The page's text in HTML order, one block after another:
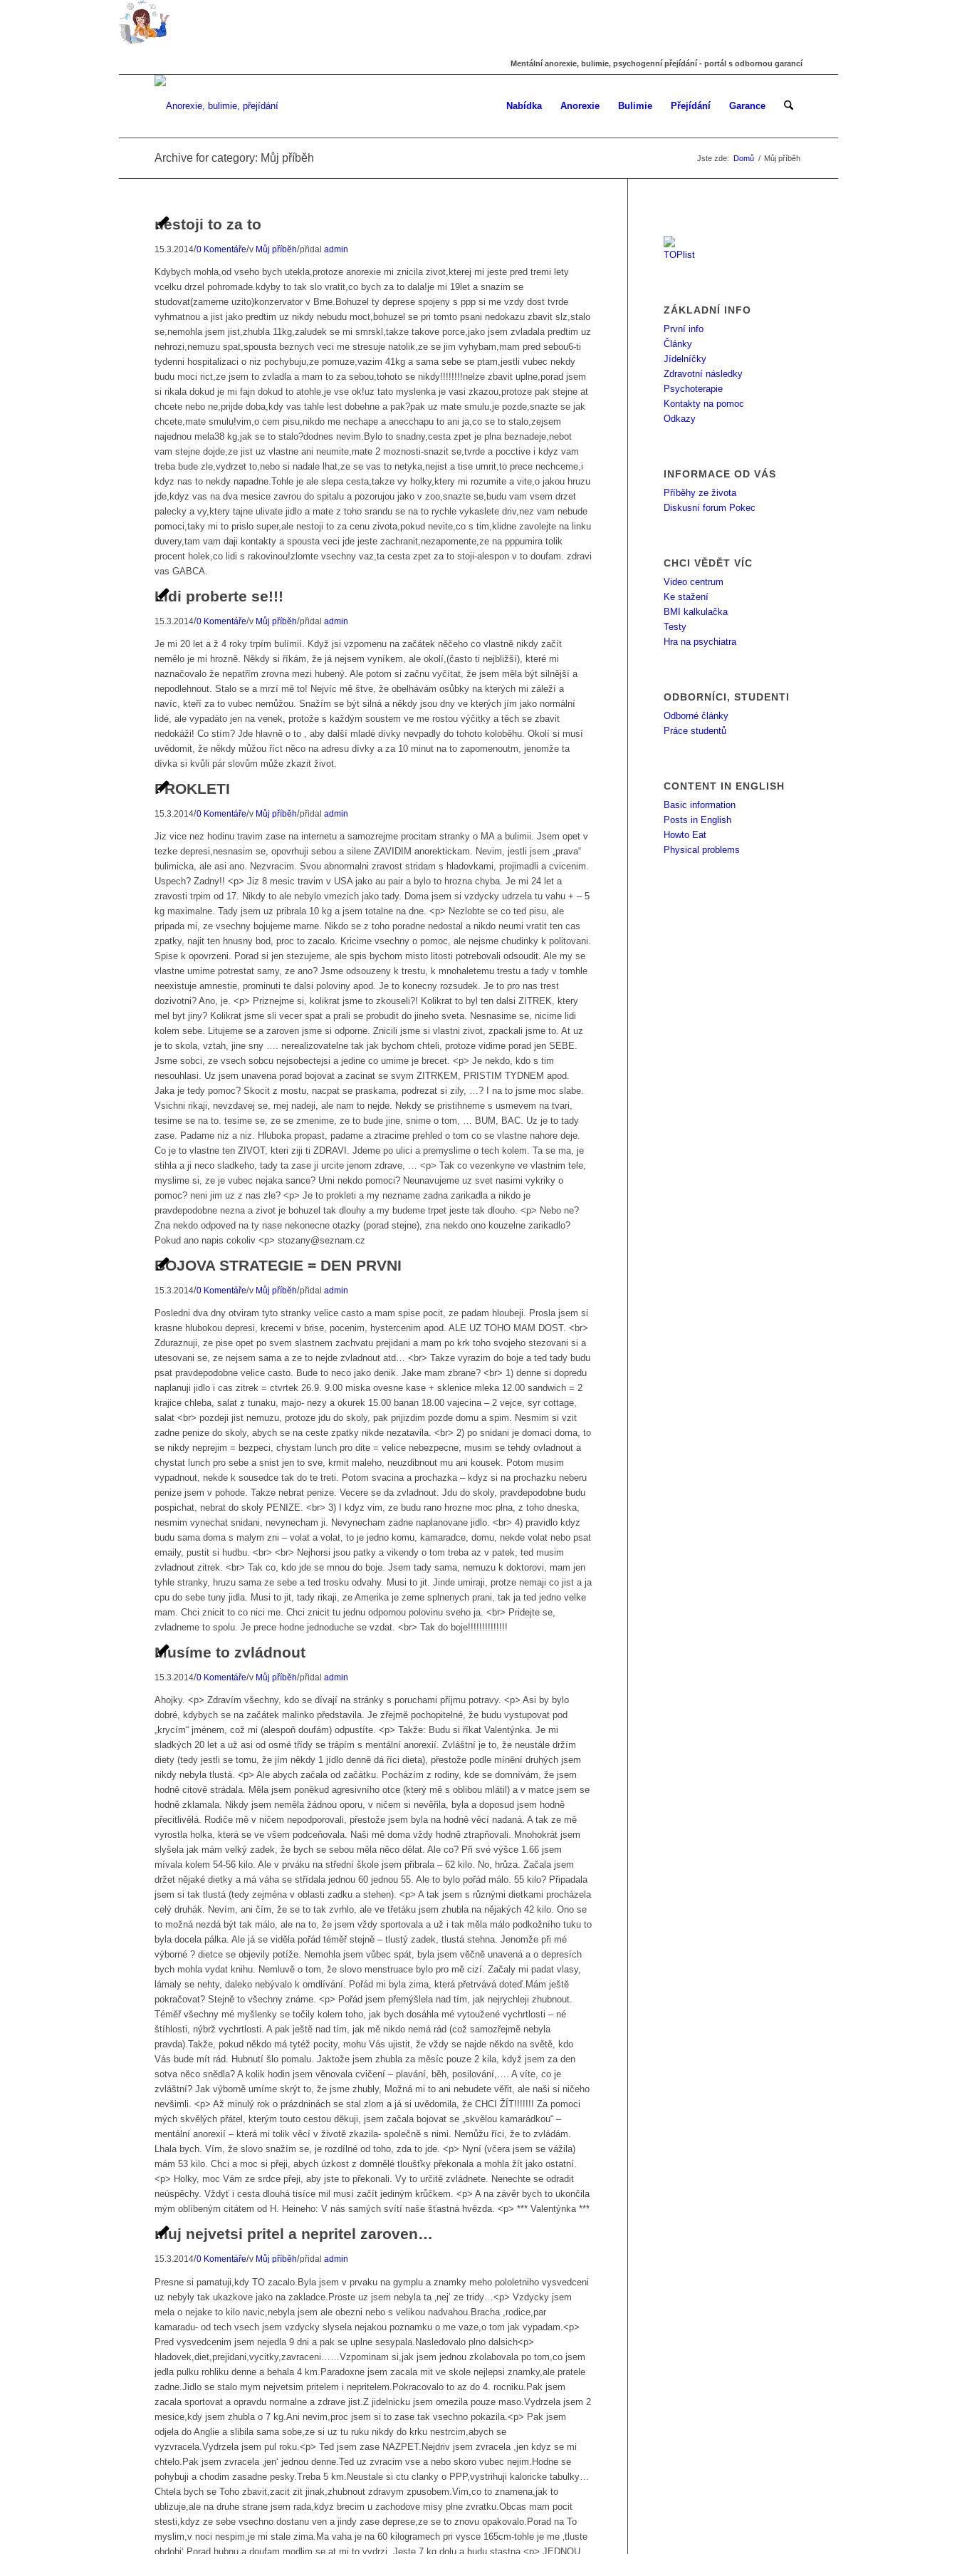
Mentální anorexie, bulimie, psychogenní přejídání - portál s odbornou garancí
Nabídka Anorexie Bulimie Přejídání Garance
Archive for category: Můj příběh Jste zde: Domů / Můj příběh
nestoji to za to
15.3.2014/0 Komentáře/v Můj příběh/přidal admin
Kdybych mohla,od vseho bych utekla,protoze anorexie mi znicila zivot,kterej mi jeste pred tremi lety
vcelku drzel pohromade.kdyby to tak slo vratit,co bych za to dala!je mi 19let a snazim se
studovat(zamerne uzito)konzervator v Brne.Bohuzel ty deprese spojeny s ppp si me vzdy dost tvrde
vyhmatnou a jist jako predtim uz nikdy nebudu moct,bohuzel se pri tomto psani nedokazu zbavit slz,stalo
se,nemohla jsem jist,zhubla 11kg,zaludek se mi smrskl,takze takove porce,jako jsem zvladala predtim uz
nehrozi,nemuzu spat,spousta beznych veci me stresuje natolik,ze se jim vyhybam,mam pred sebou6-ti
tydenni hospitalizaci o niz pochybuju,ze pomuze,vazim 41kg a sama sebe se ptam,jestli vubec nekdy
budu moci rict,ze jsem to zvladla a mam to za sebou,tohoto se nikdy!!!!!!!!nelze zbavit uplne,porad jsem
si rikala dokud je mi fajn dokud to atohle,je vse ok!uz tato myslenka je vasi zkazou,protoze pak stejne at
chcete nebo ne,prijde doba,kdy vas tahle lest dobehne a pak?pak uz mate smulu,je pozde,snazte se jak
chcete,mate smulu!vim,o cem pisu,nikdo me nechape a anecchapu to ani ja,co se to stalo,zejsem
najednou mela38 kg,jak se to stalo?dodnes nevim.Bylo to snadny,cesta zpet je plna beznadeje,nebot
vam stejne dojde,ze jist uz vlastne ani neumite,mate 2 moznosti-snazit se,tvrde a pocctive i kdyz vam
treba bude zle,vydrzet to,nebo si nadale lhat,ze se vas to netyka,nejist a tise umrit,to prece nechceme,i
kdyz nas to nekdy napadne.Tohle je ale slepa cesta,takze vy holky,ktery mi rozumite a vite,o jakou hruzu
jde,kdyz vas na dva mesice zavrou do spitalu a pozorujou jako v zoo,snazte se,budu vam vsem drzet
palecky a vy,ktery tajne ulivate jidlo a mate z toho srandu se na to rychle vykaslete driv,nez vam nebude
pomoci,taky mi to prislo super,ale nestoji to za cenu zivota,pokud nevite,co s tim,klidne zavolejte na linku
duvery,tam vam daji kontakty a spousta veci jde jeste zachranit,nezapomente,ze na pppumira tolik
procent holek,co lidi s rakovinou!zlomte vsechny vaz,ta cesta zpet za to stoji-alespon v to doufam. zdravi
vas GABCA.
Lidi proberte se!!!
15.3.2014/0 Komentáře/v Můj příběh/přidal admin
Je mi 20 let a ž 4 roky trpím bulímií. Když jsi vzpomenu na začátek něčeho co vlastně nikdy začít
nemělo je mi hrozně. Někdy si říkám, že já nejsem vyníkem, ale okolí,(často ti nejbližší), které mi
naznačovalo že nepatřím zrovna mezi hubený. Ale potom si začnu vyčítat, že jsem měla být silnější a
nepodlehnout. Stalo se a mrzí mě to! Nejvíc mě štve, že obelhávám osůbky na kterých mi záleží a
navíc, kteří za to vubec nemůžou. Snažím se být silná a někdy jsou dny ve kterých jím jako normální
lidé, ale vypadáto jen na venek, protože s každým soustem ve me rostou výčitky a těch se zbavit
nedokáži! Co stím? Jde hlavně o to , aby další mladé dívky nevpadly do tohoto koloběhu. Okolí si musí
uvědomit, že někdy můžou říct něco na adresu dívky a za 10 minut na to zapomenoutm, jenomže ta
dívka si kvůli pár slovům může zkazit život.
PROKLETI
15.3.2014/0 Komentáře/v Můj příběh/přidal admin
Jiz vice nez hodinu travim zase na internetu a samozrejme procitam stranky o MA a bulimii. Jsem opet v
tezke depresi,nesnasim se, opovrhuji sebou a silene ZAVIDIM anorektickam. Nevim, jestli jsem „prava“
bulimicka, ale asi ano. Nezvracim. Svou abnormalni zravost stridam s hladovkami, projimadli a cvicenim.
Uspech? Zadny!! <p> Jiz 8 mesic travim v USA jako au pair a bylo to hrozna chyba. Je mi 24 let a
zravosti trpim od 17. Nikdy to ale nebylo vmezich jako tady. Doma jsem si vzdycky udrzela tu vahu + – 5
kg maximalne. Tady jsem uz pribrala 10 kg a jsem totalne na dne. <p> Nezlobte se co ted pisu, ale
pripada mi, ze vsechny bojujeme marne. Nikdo se z toho poradne nedostal a nikdo neumi vratit ten cas
zpatky, najit ten hnusny bod, proc to zacalo. Kricime vsechny o pomoc, ale nejsme chudinky k politovani.
Spise k opovrzeni. Porad si jen stezujeme, ale spis bychom misto litosti potrebovali odsoudit. Ale my se
vlastne umime potrestat samy, ze ano? Jsme odsouzeny k trestu, k mnohaletemu trestu a tady v tomhle
neexistuje amnestie, prominuti te dalsi poloviny apod. Je to konecny rozsudek. Je to pro nas trest
dozivotni? Ano, je. <p> Priznejme si, kolikrat jsme to zkouseli?! Kolikrat to byl ten dalsi ZITREK, ktery
mel byt jiny? Kolikrat jsme sli vecer spat a prali se probudit do jineho sveta. Nesnasime se, nicime lidi
kolem sebe. Litujeme se a zaroven jsme si odporne. Znicili jsme si vlastni zivot, zpackali jsme to. At uz
je to skola, vztah, jine sny …. nerealizovatelne tak jak bychom chteli, protoze vidime porad jen SEBE.
Jsme sobci, ze vsech sobcu nejsobectejsi a jedine co umime je brecet. <p> Je nekdo, kdo s tim
nesouhlasi. Uz jsem unavena porad bojovat a zacinat se svym ZITRKEM, PRISTIM TYDNEM apod.
Jaka je tedy pomoc? Skocit z mostu, nacpat se praskama, podrezat si zily, …? I na to jsme moc slabe.
Vsichni rikaji, nevzdavej se, mej nadeji, ale nam to nejde. Nekdy se pristihneme s usmevem na tvari,
tesime se na to. tesime se, ze se zmenime, ze to bude jine, snime o tom, … BUM, BAC. Uz je to tady
zase. Padame niz a niz. Hluboka propast, padame a ztracime prehled o tom co se vlastne nahore deje.
Co je to vlastne ten ZIVOT, kteri ziji ti ZDRAVI. Jdeme po ulici a premyslime o tech kolem. Ta se ma, je
stihla a ji neco sladkeho, tady ta zase ji urcite jenom zdrave, … <p> Tak co vezenkyne ve vlastnim tele,
myslime si, ze je vubec nejaka sance? Umi nekdo pomoci? Neunavujeme uz svet nasimi vykriky o
pomoc? neni jim uz z nas zle? <p> Je to prokleti a my nezname zadna zarikadla a nikdo je
pravdepodobne nezna a zivot je bohuzel tak dlouhy a my budeme trpet jeste tak dlouho. <p> Nebo ne?
Zna nekdo odpoved na ty nase nekonecne otazky (porad stejne), zna nekdo ono kouzelne zarikadlo?
Pokud ano napis cokoliv <p> stozany@seznam.cz
BOJOVA STRATEGIE = DEN PRVNI
15.3.2014/0 Komentáře/v Můj příběh/přidal admin
Posledni dva dny otviram tyto stranky velice casto a mam spise pocit, ze padam hloubeji. Prosla jsem si
krasne hlubokou depresi, krecemi v brise, pocenim, hystercenim apod. ALE UZ TOHO MAM DOST. <br>
Zduraznuji, ze pise opet po svem slastnem zachvatu prejidani a mam po krk toho svojeho stezovani si a
utesovani se, ze nejsem sama a ze to nejde zvladnout atd… <br> Takze vyrazim do boje a ted tady budu
psat pravdepodobne velice casto. Bude to neco jako denik. Jake mam zbrane? <br> 1) denne si dopredu
naplanuji jidlo i cas zitrek = ctvrtek 26.9. 9.00 miska ovesne kase + sklenice mleka 12.00 sandwich = 2
krajice chleba, salat z tunaku, majo- nezy a okurek 15.00 banan 18.00 vajecina – 2 vejce, syr cottage,
salat <br> pozdeji jist nemuzu, protoze jdu do skoly, pak prijizdim pozde domu a spim. Nesmim si vzit
zadne penize do skoly, abych se na ceste zpatky nikde nezatavila. <br> 2) po snidani je domaci doma, to
se nikdy neprejim = bezpeci, chystam lunch pro dite = velice nebezpecne, musim se tehdy ovladnout a
chystat lunch pro sebe a snist jen to sve, krmit maleho, neuzdibnout mu ani kousek. Potom musim
vypadnout, nekde k sousedce tak do te treti. Potom svacina a prochazka – kdyz si na prochazku neberu
penize jsem v pohode. Takze nebrat penize. Vecere se da zvladnout. Jdu do skoly, pravdepodobne budu
pospichat, nebrat do skoly PENIZE. <br> 3) I kdyz vim, ze budu rano hrozne moc plna, z toho dneska,
nesmim vynechat snidani, nevynecham ji. Nevynecham zadne naplanovane jidlo. <br> 4) pravidlo kdyz
budu sama doma s malym zni – volat a volat, to je jedno komu, kamaradce, domu, nekde volat nebo psat
emaily, pustit si hudbu. <br> <br> Nejhorsi jsou patky a vikendy o tom treba az v patek, ted musim
zvladnout zitrek. <br> Tak co, kdo jde se mnou do boje. Jsem tady sama, nemuzu k doktorovi, mam jen
tyhle stranky, hruzu sama ze sebe a ted trosku odvahy. Musi to jit. Jinde umiraji, protze nemaji co jist a ja
cpu do sebe tuny jidla. Musi to jit, tady rikaji, ze Amerika je zeme splnenych prani, tak ja ted jedno velke
mam. Chci znicit to co nici me. Chci znicit tu jednu odpornou polovinu sveho ja. <br> Pridejte se,
zvladneme to spolu. Je prece hodne jednoduche se vzdat. <br> Tak do boje!!!!!!!!!!!!!!
Musíme to zvládnout
15.3.2014/0 Komentáře/v Můj příběh/přidal admin
Ahojky. <p> Zdravím všechny, kdo se dívají na stránky s poruchami příjmu potravy. <p> Asi by bylo
dobré, kdybych se na začátek malinko představila. Je zřejmě pochopitelné, že budu vystupovat pod
„krycím“ jménem, což mi (alespoň doufám) odpustíte. <p> Takže: Budu si říkat Valentýnka. Je mi
sladkých 20 let a už asi od osmé třídy se trápím s mentální anorexií. Zvláštní je to, že neustále držím
diety (tedy jestli se tomu, že jím někdy 1 jídlo denně dá říci dieta), přestože podle mínění druhých jsem
nikdy nebyla tlustá. <p> Ale abych začala od začátku. Pocházím z rodiny, kde se domnívám, že jsem
hodně citově strádala. Měla jsem poněkud agresivního otce (který mě s oblibou mlátil) a v matce jsem se
hodně zklamala. Nikdy jsem neměla žádnou oporu, v ničem si nevěřila, byla a doposud jsem hodně
přecitlivělá. Rodiče mě v ničem nepodporovali, přestože jsem byla na hodně věcí nadaná. A tak ze mě
vyrostla holka, která se ve všem podceňovala. Naši mě doma vždy hodně ztrapňovali. Mnohokrát jsem
slyšela jak mám velký zadek, že bych se sebou měla něco dělat. Ale co? Při své výšce 1.66 jsem
mívala kolem 54-56 kilo. Ale v prváku na střední škole jsem přibrala – 62 kilo. No, hrůza. Začala jsem
držet nějaké dietky a má váha se střídala jednou 60 jednou 55. Ale to bylo pořád málo. 55 kilo? Připadala
jsem si tak tlustá (tedy zejména v oblasti zadku a stehen). <p> A tak jsem s různými dietkami procházela
celý druhák. Nevím, ani čím, že se to tak zvrhlo, ale ve třetáku jsem zhubla na nějakých 42 kilo. Ono se
to možná nezdá být tak málo, ale na to, že jsem vždy sportovala a už i tak měla málo podkožního tuku to
byla docela pálka. Ale já se viděla pořád téměř stejně – tlustý zadek, tlustá stehna. Jenomže při mé
výborné ? dietce se objevily potíže. Nemohla jsem vůbec spát, byla jsem věčně unavená a o depresích
bych mohla vydat knihu. Nemluvě o tom, že slovo menstruace bylo pro mě cizí. Začaly mi padat vlasy,
lámaly se nehty, daleko nebývalo k omdlívání. Pořád mi byla zima, která přetrvává doteď.Mám ještě
pokračovat? Stejně to všechny známe. <p> Pořád jsem přemýšlela nad tím, jak nejrychleji zhubnout.
Téměř všechny mé myšlenky se točily kolem toho, jak bych dosáhla mé vytoužené vychrtlosti – né
štíhlosti, nýbrž vychrtlosti. A pak ještě nad tím, jak mě nikdo nemá rád (což samozřejmě nebyla
pravda).Takže, pokud někdo má tytéž pocity, mohu Vás ujistit, že vždy se najde někdo na světě, kdo
Vás bude mít rád. Hubnutí šlo pomalu. Jaktože jsem zhubla za měsíc pouze 2 kila, když jsem za den
sotva něco snědla? A kolik hodin jsem věnovala cvičení – plavání, běh, posilování,…. A víte, co je
zvláštní? Jak výborně umíme skrýt to, že jsme zhubly, Možná mi to ani nebudete věřit, ale naši si ničeho
nevšimli. <p> Až minulý rok o prázdninách se stal zlom a já si uvědomila, že CHCI ŽÍT!!!!!!! Za pomoci
mých skvělých přátel, kterým touto cestou děkuji, jsem začala bojovat se „skvělou kamarádkou“ –
mentální anorexií – která mi tolik věcí v životě zkazila- společně s nimi. Nemůžu říci, že to zvládám.
Lhala bych. Vím, že slovo snažím se, je rozdílné od toho, zda to jde. <p> Nyní (včera jsem se vážila)
mám 53 kilo. Chci a moc si přeji, abych úzkost z domnělé tloušťky překonala a mohla žít jako ostatní.
<p> Holky, moc Vám ze srdce přeji, aby jste to překonali. Vy to určitě zvládnete. Nenechte se odradit
neúspěchy. Vždyť i cesta dlouhá tisíce mil musí začít jediným krůčkem. <p> A na závěr bych to ukončila
mým oblíbeným citátem od H. Heineho: V nás samých svítí naše šťastná hvězda. <p> *** Valentýnka ***
muj nejvetsi pritel a nepritel zaroven…
15.3.2014/0 Komentáře/v Můj příběh/přidal admin
Presne si pamatuji,kdy TO zacalo.Byla jsem v prvaku na gymplu a znamky meho pololetniho vysvedceni
uz nebyly tak ukazkove jako na zakladce.Proste uz jsem nebyla ta ‚nej‘ ze tridy…<p> Vzdycky jsem
mela o nejake to kilo navic,nebyla jsem ale obezni nebo s velikou nadvahou.Bracha ,rodice,par
kamaradu- od tech vsech jsem vzdycky slysela nejakou poznamku o me vaze,o tom jak vypadam.<p>
Pred vysvedcenim jsem nejedla 9 dni a pak se uplne sesypala.Nasledovalo plno dalsich<p>
hladovek,diet,prejidani,vycitky,zavraceni……Vzpominam si,jak jsem jednou zkolabovala po tom,co jsem
jedla pulku rohliku denne a behala 4 km.Paradoxne jsem zacala mit ve skole nejlepsi znamky,ale pratele
zadne.Jidlo se stalo mym nejvetsim pritelem i nepritelem.Pokracovalo to az do 4. rocniku.Pak jsem
zacala sportovat a opravdu normalne a zdrave jist.Z jidelnicku jsem omezila pouze maso.Vydrzela jsem 2
mesice,kdy jsem zhubla o 7 kg.Ani nevim,proc jsem si to zase tak vsechno pokazila.<p> Pak jsem
odjela do Anglie a slibila sama sobe,ze si uz tu ruku nikdy do krku nestrcim,abych se
vyzvracela.Vydrzela jsem pul roku.<p> Ted jsem zase NAZPET.Nejdriv jsem zvracela ,jen kdyz se mi
chtelo.Pak jsem zvracela ‚jen‘ jednou denne.Ted uz zvracim vse a nebo skoro vubec nejim.Hodne se
pohybuji a chodim zasadne pesky.Treba 5 km.Neustale si ctu clanky o PPP,vystrihuji kaloricke tabulky…
Chtela bych se Toho zbavit,zacit zit jinak,zhubnout zdravym zpusobem.Vim,co to znamena,jak to
ublizuje,ale na druhe strane jsem rada,kdyz brecim u zachodove misy plne zvratku.Obcas mam pocit
stesti,kdyz ze sebe vsechno dostanu ven a jindy zase deprese,ze se to znovu opakovalo.Porad na To
myslim,v noci nespim,je mi stale zima.Ma vaha je na 60 kilogramech pri vysce 165cm-tohle je me ‚tluste
obdobi‘.Porad hubnu a doufam,modlim se,at mi to vydrzi .Jeste 7 kg dolu a budu stastna.<p> JEDNOU
ZÁKLADNÍ INFO
První info
Články
Jídelníčky
Zdravotní následky
Psychoterapie
Kontakty na pomoc
Odkazy
INFORMACE OD VÁS
Příběhy ze života
Diskusní forum Pokec
CHCI VĚDĚT VÍC
Video centrum
Ke stažení
BMI kalkulačka
Testy
Hra na psychiatra
ODBORNÍCI, STUDENTI
Odborné články
Práce studentů
CONTENT IN ENGLISH
Basic information
Posts in English
Howto Eat
Physical problems